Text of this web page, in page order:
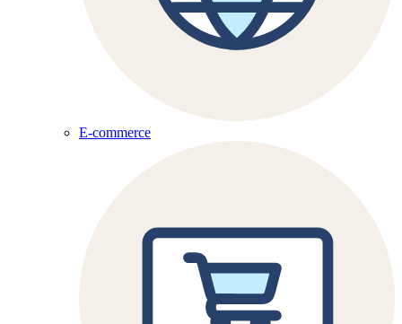
E-commerce